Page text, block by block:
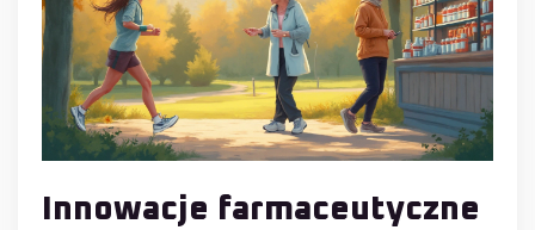
Innowacje farmaceutyczne